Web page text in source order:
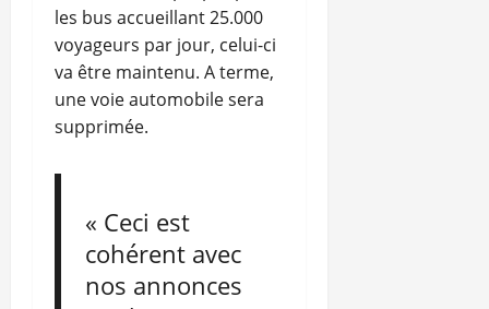
les bus accueillant 25.000
voyageurs par jour, celui-ci
va être maintenu. A terme,
une voie automobile sera
supprimée.
« Ceci est
cohérent avec
nos annonces